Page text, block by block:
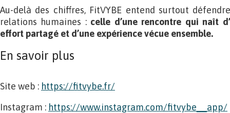
Au-delà des chiffres, FitVYBE entend surtout
relations humaines : celle d’une rencontre qui naît
effort partagé et d’une expérience vécue ensemble.
En savoir plus
Site web : https://fitvybe.fr/
Instagram : https://www.instagram.com/fitvybe__app/